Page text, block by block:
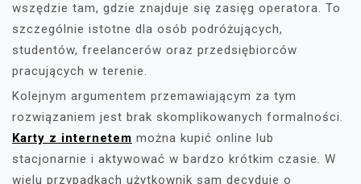
wszędzie tam, gdzie znajduje się zasięg operatora. To
szczególnie istotne dla osób podróżujących,
studentów, freelancerów oraz przedsiębiorców
pracujących w terenie.
Kolejnym argumentem przemawiającym za tym
rozwiązaniem jest brak skomplikowanych formalności.
Karty z internetem można kupić online lub
stacjonarnie i aktywować w bardzo krótkim czasie. W
wielu przypadkach użytkownik sam decyduje o